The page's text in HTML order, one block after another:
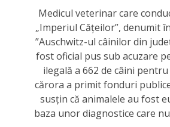
Medicul veterinar care
„Imperiul Căţeilor”, denumit
”Auschwitz-ul câinilor din
fost oficial pus sub acuzare
ilegală a 662 de câini
cărora a primit fonduri
susțin că animalele au fost
baza unor diagnostice care